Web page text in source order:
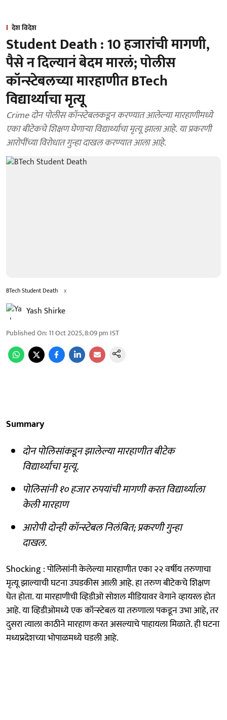
देश विदेश
Student Death : 10 हजारांची मागणी,
पैसे न दिल्यानं बेदम मारलं; पोलीस
कॉन्स्टेबलच्या मारहाणीत BTech
विद्यार्थ्याचा मृत्यू
Crime दोन पोलीस कॉन्स्टेबलकडून करण्यात आलेल्या मारहाणीमध्ये
एका बीटेकचे शिक्षण घेणाऱ्या विद्यार्थ्याचा मृत्यू झाला आहे. या प्रकरणी
आरोपींच्या विरोधात गुन्हा दाखल करण्यात आला आहे.
BTech Student Death x
Yash Shirke
Published On:11 Oct 2025, 8:09 pm IST
Summary
दोन पोलिसांकडून झालेल्या मारहाणीत बीटेक
विद्यार्थ्याचा मृत्यू.
पोलिसांनी १० हजार रुपयांची मागणी करत विद्यार्थ्याला
केली मारहाण
आरोपी दोन्ही कॉन्स्टेबल निलंबित; प्रकरणी गुन्हा
दाखल.
Shocking : पोलिसांनी केलेल्या मारहाणीत एका २२ वर्षीय तरुणाचा
मृत्यू झाल्याची घटना उघडकीस आली आहे. हा तरुण बीटेकचे शिक्षण
घेत होता. या मारहाणीची व्हिडीओ सोशल मीडियावर वेगाने व्हायरल होत
आहे. या व्हिडीओमध्ये एक कॉन्स्टेबल या तरुणाला पकडून उभा आहे, तर
दुसरा त्याला काठीने मारहाण करत असल्याचे पाहायला मिळाते. ही घटना
मध्यप्रदेशच्या भोपाळमध्ये घडली आहे.